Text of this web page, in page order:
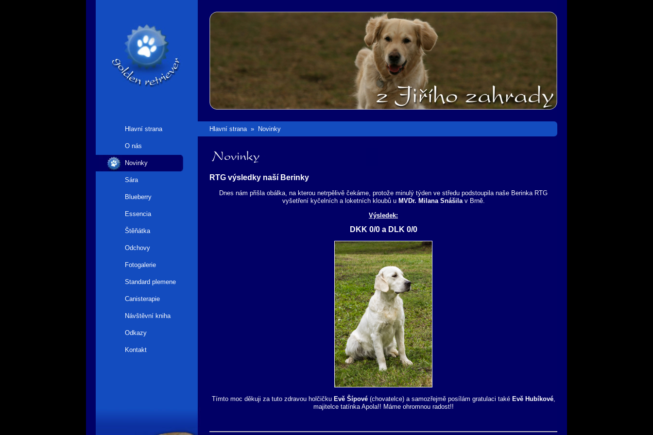
Hlavní strana
O nás
Novinky
Sára
Blueberry
Essencia
Štěňátka
Odchovy
Fotogalerie
Standard plemene
Canisterapie
Návštěvní kniha
Odkazy
Kontakt
Hlavní strana» Novinky
Novinky
RTG výsledky naší Berinky
Dnes nám přišla obálka, na kterou netrpělivě čekáme, protože minulý týden ve středu podstoupila naše Berinka RTG
vyšetření kyčelních a loketních kloubů u MVDr. Milana Snášilav Brně.
Výsledek:
DKK 0/0 a DLK 0/0
Tímto moc děkuji za tuto zdravou holčičku Evě Šípové(chovatelce) a samozřejmě posílám gratulaci také Evě Hubíkové,
majitelce tatínka Apola!! Máme ohromnou radost!!